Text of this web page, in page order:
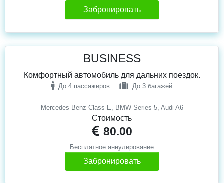
Забронировать
Mercedes Benz Class E, BMW Series 5, Audi A6
BUSINESS
Комфортный автомобиль для дальних поездок.
До 4 пассажиров До 3 багажей
Стоимость
80.00
Бесплатное аннулирование
Забронировать